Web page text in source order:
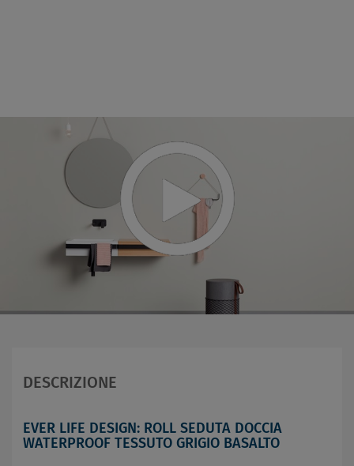
DESCRIZIONE
EVER LIFE DESIGN: ROLL SEDUTA DOCCIA
WATERPROOF TESSUTO GRIGIO BASALTO